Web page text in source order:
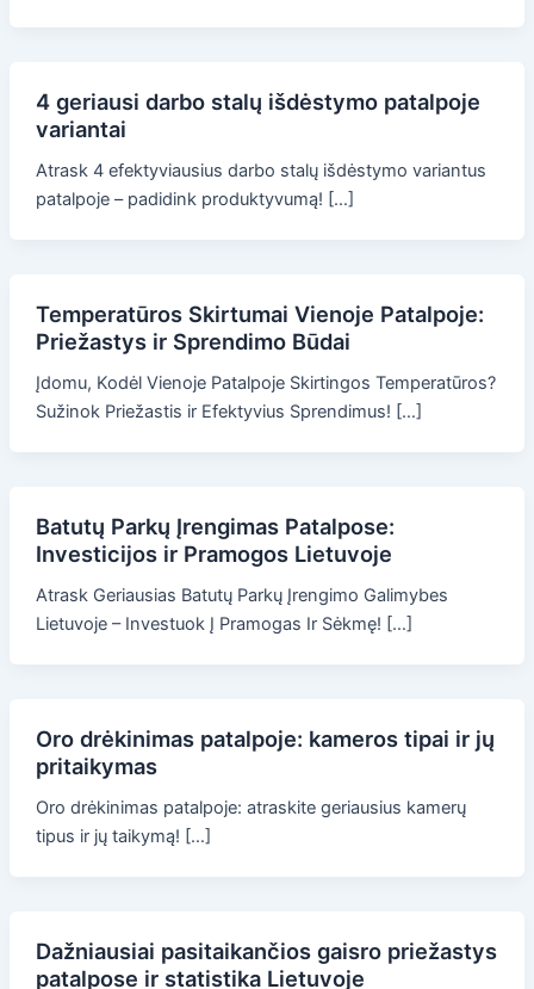
4 geriausi darbo stalų išdėstymo patalpoje
variantai
Atrask 4 efektyviausius darbo stalų išdėstymo variantus
patalpoje – padidink produktyvumą! […]
Temperatūros Skirtumai Vienoje Patalpoje:
Priežastys ir Sprendimo Būdai
Įdomu, Kodėl Vienoje Patalpoje Skirtingos Temperatūros?
Sužinok Priežastis ir Efektyvius Sprendimus! […]
Batutų Parkų Įrengimas Patalpose:
Investicijos ir Pramogos Lietuvoje
Atrask Geriausias Batutų Parkų Įrengimo Galimybes
Lietuvoje – Investuok Į Pramogas Ir Sėkmę! […]
Oro drėkinimas patalpoje: kameros tipai ir jų
pritaikymas
Oro drėkinimas patalpoje: atraskite geriausius kamerų
tipus ir jų taikymą! […]
Dažniausiai pasitaikančios gaisro priežastys
patalpose ir statistika Lietuvoje